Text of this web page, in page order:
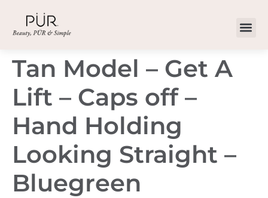
Tan Model – Get A
Lift – Caps off –
Hand Holding
Looking Straight –
Bluegreen